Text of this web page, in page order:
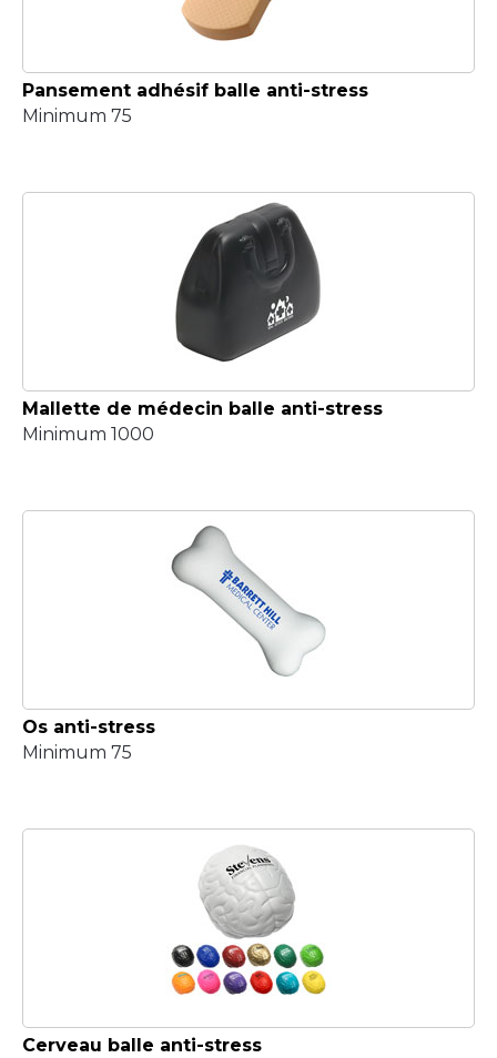
Pansement adhésif balle anti-stress
Minimum 75
Mallette de médecin balle anti-stress
Minimum 1000
Os anti-stress
Minimum 75
Cerveau balle anti-stress